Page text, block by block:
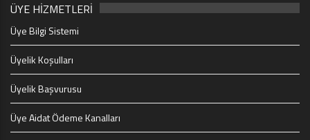
ÜYE HİZMETLERİ
Üye Bilgi Sistemi
Üyelik Koşulları
Üyelik Başvurusu
Üye Aidat Ödeme Kanalları